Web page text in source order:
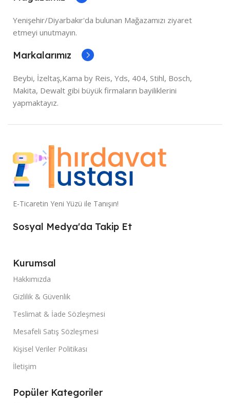
Yenişehir/Diyarbakır'da bulunan Mağazamızı ziyaret
etmeyi unutmayın.
Markalarımız
Beybi, İzeltaş,Kama by Reis, Yds, 404, Stihl, Bosch,
Makita, Dewalt gibi büyük firmaların bayiliklerini
yapmaktayız.
E-Ticaretin Yeni Yüzü ile Tanışın!
Sosyal Medya'da Takip Et
Kurumsal
Hakkımızda
Gizlilik & Güvenlik
Teslimat & İade Sözleşmesi
Mesafeli Satış Sözleşmesi
Kişisel Veriler Politikası
İletişim
Popüler Kategoriler